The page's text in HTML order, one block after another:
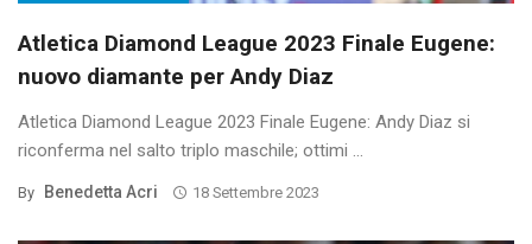
Atletica Diamond League 2023 Finale Eugene:
nuovo diamante per Andy Diaz
Atletica Diamond League 2023 Finale Eugene: Andy Diaz si
riconferma nel salto triplo maschile; ottimi ...
By Benedetta Acri 18 Settembre 2023